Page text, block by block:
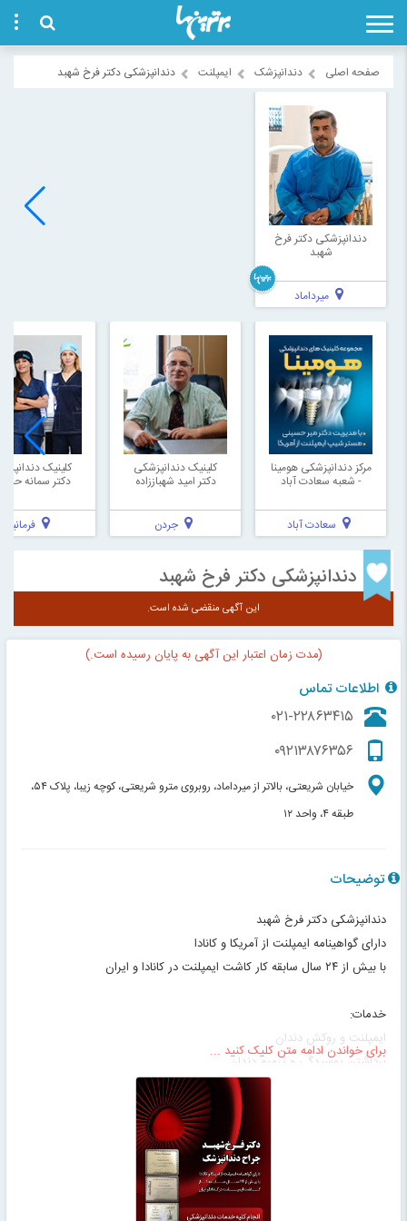
صفحه اصلی دندانپزشک ایمپلنت دندانپزشکی دکتر فرخ شهبد
دندانپزشکی دکتر فرخ
شهبد
میرداماد
مرکز دندانپزشکی هومینا
- شعبه سعادت آباد
سعادت آباد
کلینیک دندانپزشکی
دکتر امید شهباززاده
جردن
کلینیک
دکتر سمانه
فرمانیه
دندانپزشکی دکتر فرخ شهبد
این آگهی منقضی شده است.
(مدت زمان اعتبار این آگهی به پایان رسیده است.)
اطلاعات تماس
۰۲۱-۲۲۸۶۳۴۱۵
۰۹۲۱۳۸۷۶۳۵۶
خیابان شریعتی، بالاتر از میرداماد، روبروی مترو شریعتی، کوچه زیبا، پلاک ۵۴،
طبقه ۴، واحد ۱۲
توضیحات
دندانپزشکی دکتر فرخ شهبد
دارای گواهینامه ایمپلنت از آمریکا و کانادا
با بیش از ۲۴ سال سابقه کار کاشت ایمپلنت در کانادا و ایران
خدمات:
ایمپلنت و روکش دندان
برداشتن پوسیدگی و ترميم دندان
بازسازی بخش های از دست رفته دندان
نماینده انحصاری شرکت های Simpler One کانادا (نخستین نهاد ایمپلنت
برای خواندن ادامه متن کلیک کنید ...